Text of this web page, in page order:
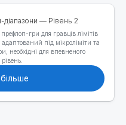
— Рівень 2
гри для гравців лімітів
під мікроліміти та
необхідні для впевненого